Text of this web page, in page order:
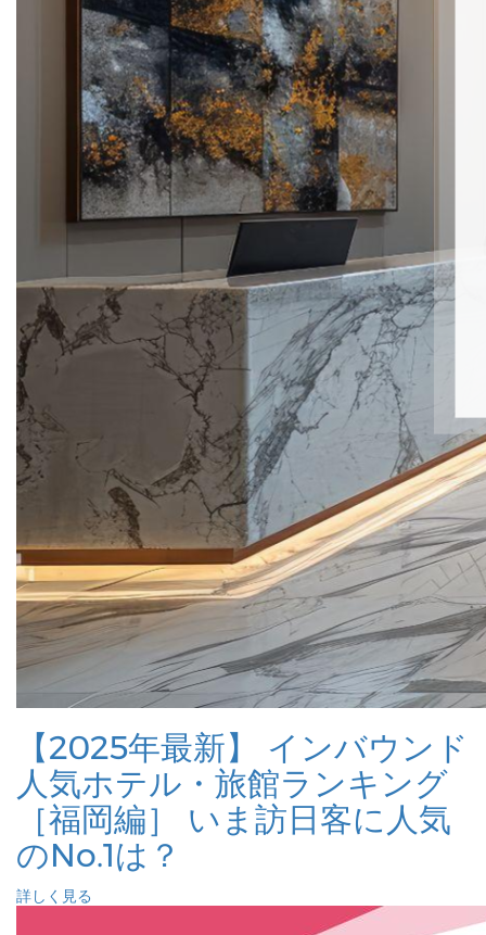
【2025年最新】 インバウンド
人気ホテル・旅館ランキング
［福岡編］ いま訪日客に人気
のNo.1は？
詳しく見る